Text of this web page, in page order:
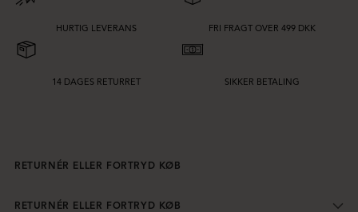
HURTIG LEVERANS FRI FRAGT OVER 499 DKK
14 DAGES RETURRET SIKKER BETALING
RETURNÉR ELLER FORTRYD KØB
RETURNÉR ELLER FORTRYD KØB